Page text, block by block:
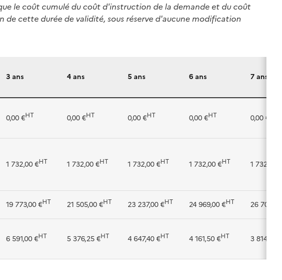
le coût cumulé du coût d'instruction de la demande et du coût
de cette durée de validité, sous réserve d'aucune modification
3 ans 4 ans 5 ans 6 ans 7 ans
0,00 €HT 0,00 €HT 0,00 €HT 0,00 €HT 0,00 €
1 732,00 €HT 1 732,00 €HT 1 732,00 €HT 1 732,00 €HT 1 732,00 €
19 773,00 €HT 21 505,00 €HT 23 237,00 €HT 24 969,00 €HT 26 701,00 €
6 591,00 €HT 5 376,25 €HT 4 647,40 €HT 4 161,50 €HT 3 814,43 €